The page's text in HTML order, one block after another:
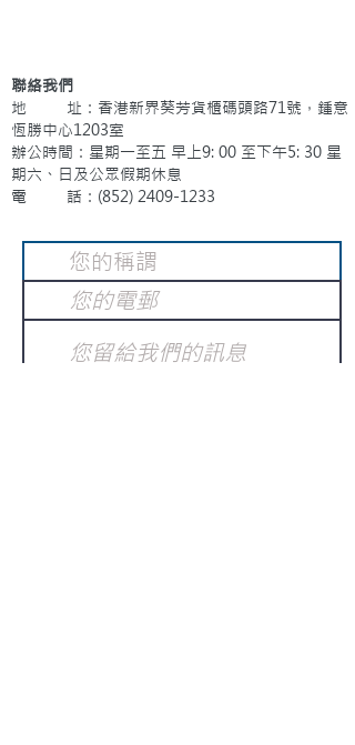
聯絡我們
地 址：香港新界葵芳貨櫃碼頭路71號，鍾意
恆勝中心1203室
辦公時間：星期一至五 早上9: 00 至下午5: 30 星
期六、日及公眾假期休息
電 話：(852) 2409-1233